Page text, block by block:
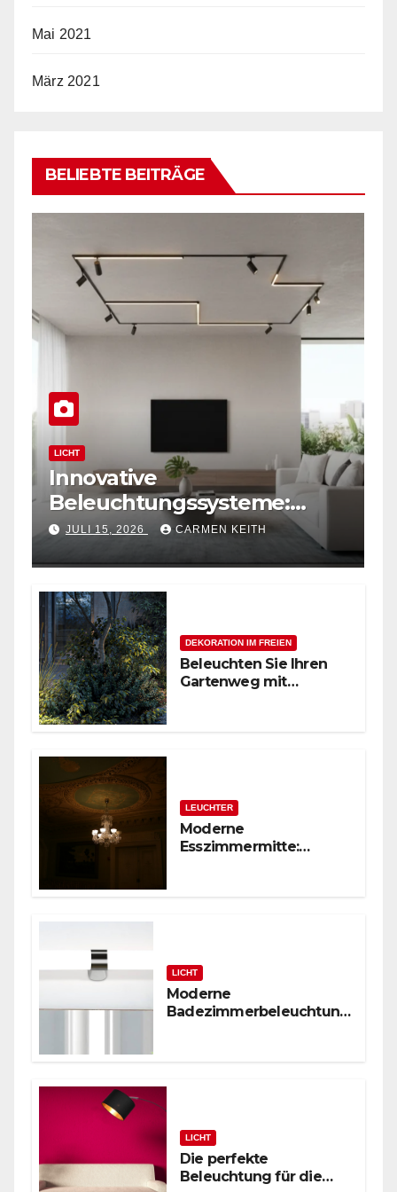
Mai 2021
März 2021
BELIEBTE BEITRÄGE
LICHT
Innovative
Beleuchtungssysteme:
Moderne magnetische
Schienensysteme für
JULI 15, 2026 CARMEN KEITH
DEKORATION IM FREIEN
Beleuchten Sie Ihren
Gartenweg mit
LEUCHTER
Moderne
Esszimmermitte:
LICHT
Moderne
Badezimmerbeleuchtung
LICHT
Die perfekte
Beleuchtung für die